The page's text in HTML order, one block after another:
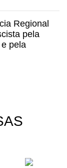
Regional
pela
pela